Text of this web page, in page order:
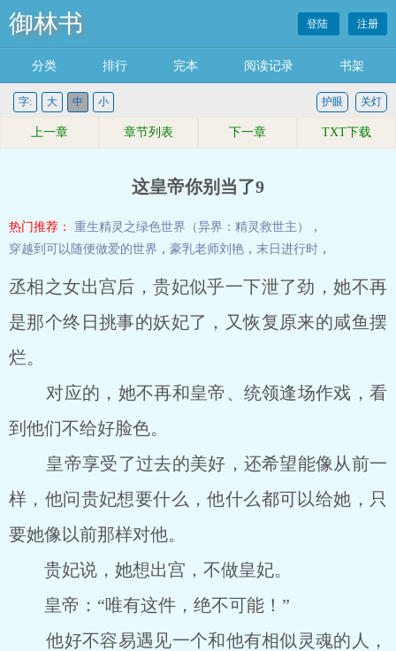
御林书 登陆 注册
分类 排行 完本 阅读记录 书架
字: 大 中 小 关灯
护眼
上一章 章节列表 下一章 TXT下载
这皇帝你别当了9
热门推荐： 重生精灵之绿色世界（异界：精灵救世主）
，
穿越到可以随便做爱的世界 ， 豪乳老师刘艳 ， 末日进行时 ，
丞相之女出宫后，贵妃似乎一下泄了劲，她不再
是那个终日挑事的妖妃了，又恢复原来的咸鱼摆
烂。
对应的，她不再和皇帝、统领逢场作戏，看
到他们不给好脸色。
皇帝享受了过去的美好，还希望能像从前一
样，他问贵妃想要什么，他什么都可以给她，只
要她像以前那样对他。
贵妃说，她想出宫，不做皇妃。
皇帝：“唯有这件，绝不可能！”
他好不容易遇见一个和他有相似灵魂的人，